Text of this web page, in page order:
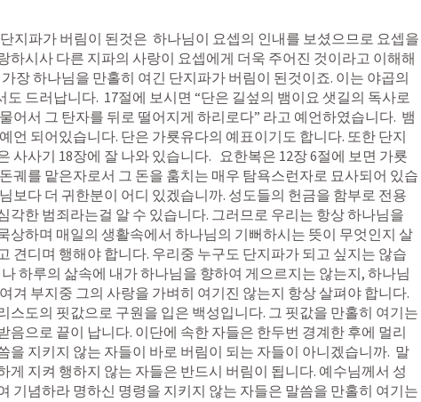
지파가 버림이 된것은  하나님이 요셉의 인내를 보셨으므로 요셉을
하시사 다른 지파의 사랑이 요셉에게 더욱 주어진 것이라고 이해해
장 하나님을 만홀히 여긴 단지파가 버림이 된것이죠. 이는 야곱의
도 드러납니다.  17절에 보시면 “단은 길섶의 뱀이요 샛길의 독사로
어서 그 탄자를 뒤로 떨어지게 하리로다” 라고 예언하였습니다.  뱀
언 되어있습니다. 단은 가룟유다의 예표이기도 합니다. 또한 단지
사사기 18장에 잘 나와 있습니다.   요한복은 12장 6절에 보면 가룟
궤를 맡은자로서 그 돈을 훔치는 매우 탐욕스런자로 묘사되어 있습
보다 더 귀한분이 어디 있겠습니까. 성도들의 헌금을 함부로 전용
각한 범죄라는걸 알 수 있습니다. 그러므로 우리는 항상 하나님을
상하며 매일의 생활속에서 하나님의 기뻐하시는 뜻이 무엇인지 살
견디며 행해야 합니다. 우리중 누구도 단지파가 되고 싶지는 않습
하루의 삶속에 내가 하나님을 향하여 게으르지는 않는지, 하나님
겨 부지중 그의 사랑을 가벼히 여기진 않는지 항상 살펴야 합니다.
스도의 핏값으로 구원을 입은 백성입니다. 그 핏값을 만홀히 여기는
음으로 끝이 납니다. 이단에 속한 자들은 한두번 경계한 후에 멀리
을 지키지 않는 자들이 바로 버림이 되는 자들이 아니겠습니까.  말
게 지켜 행하지 않는 자들은 반드시 버림이 됩니다. 예수님께서 성
기념하라 명하신 명령을 지키지 않는 자들은 말씀을 만홀히 여기는